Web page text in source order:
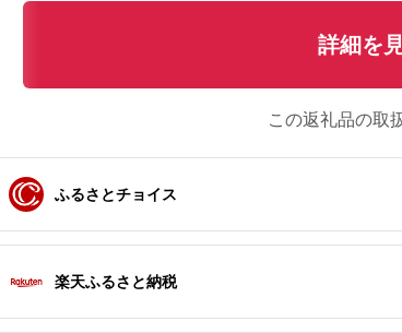
詳細を
この返礼品の取
ふるさとチョイス
楽天ふるさと納税